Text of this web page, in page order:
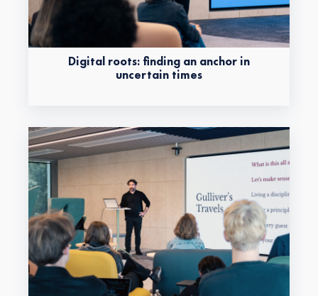
Digital roots: finding an anchor in
uncertain times